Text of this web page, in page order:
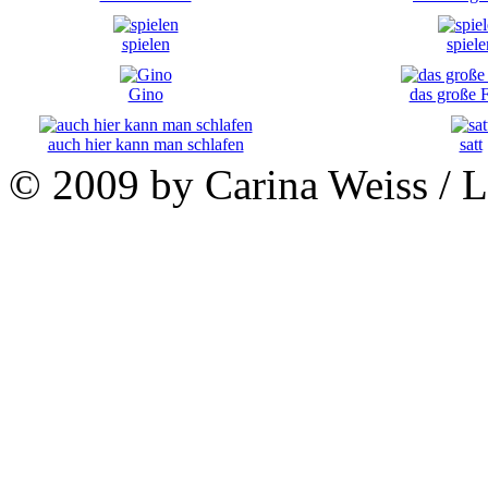
spielen
Gino das große
auch hier kann man schlafen satt
© 2009 by Carina Weiss /